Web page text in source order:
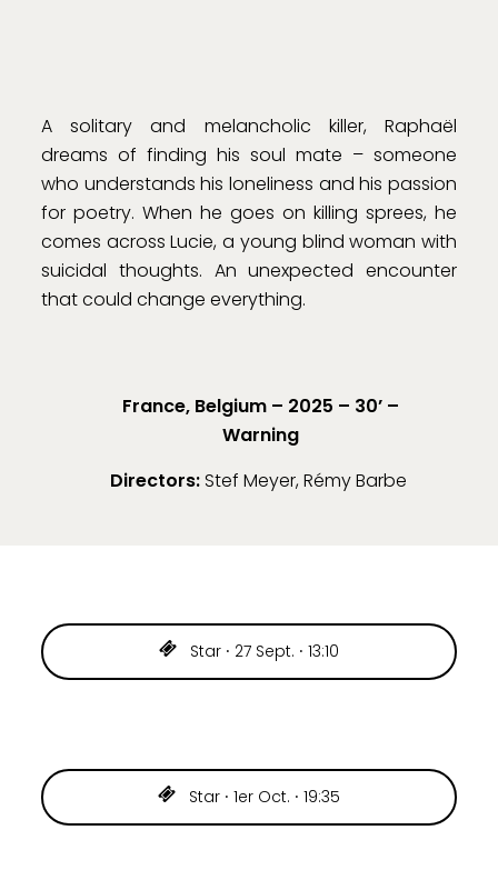
A solitary and melancholic killer, Raphaël
dreams of finding his soul mate – someone
who understands his loneliness and his passion
for poetry. When he goes on killing sprees, he
comes across Lucie, a young blind woman with
suicidal thoughts. An unexpected encounter
that could change everything.
France, Belgium – 2025 – 30’ –
Warning
Directors:Stef Meyer, Rémy Barbe
Star ⸱ 27 Sept. ⸱ 13:10
Star ⸱ 1er Oct. ⸱ 19:35